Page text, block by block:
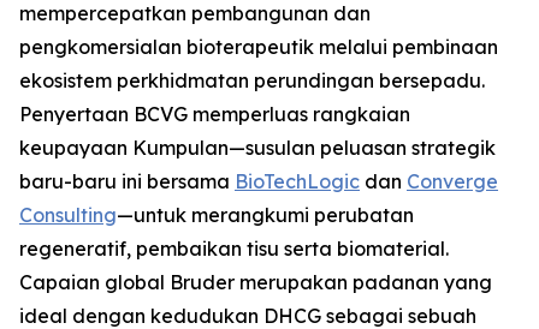
mempercepatkan pembangunan dan
pengkomersialan bioterapeutik melalui pembinaan
ekosistem perkhidmatan perundingan bersepadu.
Penyertaan BCVG memperluas rangkaian
keupayaan Kumpulan—susulan peluasan strategik
baru-baru ini bersama BioTechLogic dan Converge
Consulting—untuk merangkumi perubatan
regeneratif, pembaikan tisu serta biomaterial.
Capaian global Bruder merupakan padanan yang
ideal dengan kedudukan DHCG sebagai sebuah